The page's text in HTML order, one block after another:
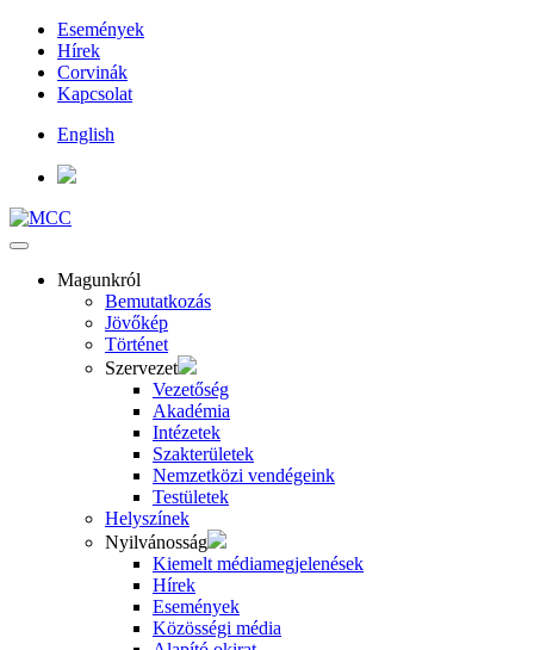
Események
Hírek
Corvinák
Kapcsolat
English
Magunkról
Bemutatkozás
Jövőkép
Történet
Szervezet
Vezetőség
Akadémia
Intézetek
Szakterületek
Nemzetközi vendégeink
Testületek
Helyszínek
Nyilvánosság
Kiemelt médiamegjelenések
Hírek
Események
Közösségi média